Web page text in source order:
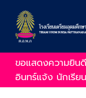
content
ขอแสดงความยิน
อินทร์แจ้ง นักเรี